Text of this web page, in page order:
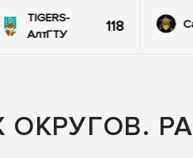
TIGERS-
АлтГТУ
118